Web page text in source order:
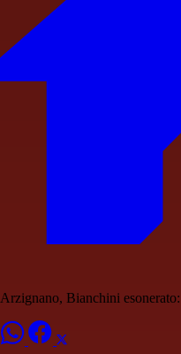
Arzignano, Bianchini